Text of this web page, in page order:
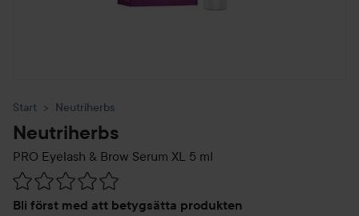
Start Neutriherbs
Neutriherbs
PRO Eyelash & Brow Serum XL 5 ml
Bli först med att betygsätta produkten
Hoppa till Betyg & kommentarer